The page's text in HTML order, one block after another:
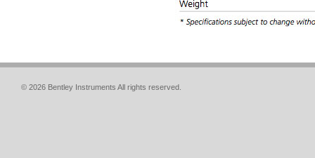
© 2026 Bentley Instruments All rights reserved.